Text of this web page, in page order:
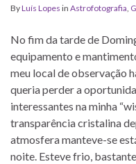
ByLuís Lopes in Astrofotografia,
No fim da tarde de
equipamento e
meu local de observação
queria perder a
interessantes na minha
transparência cristalina
atmosfera manteve-se
noite. Esteve frio,